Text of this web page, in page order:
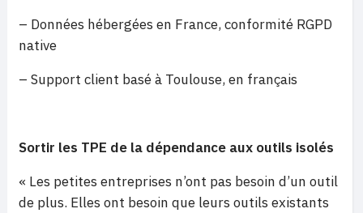
– Données hébergées en France, conformité RGPD
native
– Support client basé à Toulouse, en français
Sortir les TPE de la dépendance aux outils isolés
« Les petites entreprises n’ont pas besoin d’un outil
de plus. Elles ont besoin que leurs outils existants